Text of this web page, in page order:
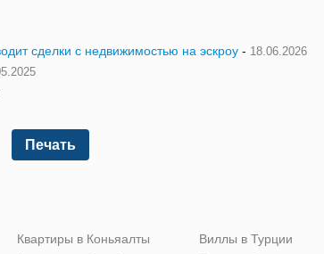
сделки с недвижимостью на эскроу - 18.06.2026
Печать
Квартиры в Коньяалты
Виллы в Турции